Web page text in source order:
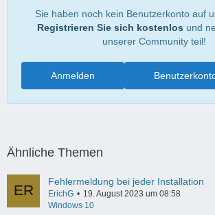
Sie haben noch kein Benutzerkonto auf
Registrieren Sie sich kostenlos und
unserer Community teil!
Anmelden
Ähnliche Themen
Fehlermeldung bei jeder Installation
ErichG
19. August 2023 um 08:58
Windows 10